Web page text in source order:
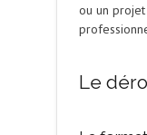
ou un
Le